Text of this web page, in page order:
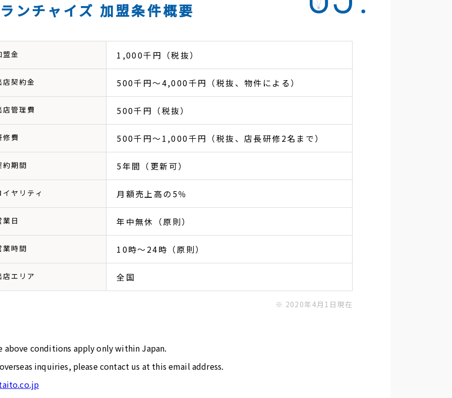
ンチャイズ 加盟条件概要
盟金 1,000千円（税抜）
店契約金 500千円～4,000千円（税抜、物件による）
店管理費 500千円（税抜）
修費 500千円～1,000千円（税抜、店長研修2名まで）
約期間 5年間（更新可）
イヤリティ 月額売上高の5％
業日 年中無休（原則）
業時間 10時～24時（原則）
店エリア 全国
※ 2020年4月1日現在
above conditions apply only within Japan.
inquiries, please contact us at this email address.